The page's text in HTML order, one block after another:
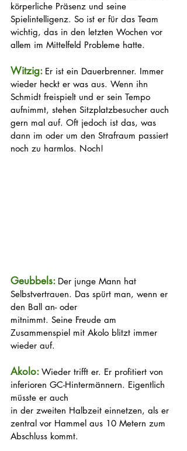
körperliche Präsenz und seine
Spielintelligenz. So ist er für das Team
wichtig, das in den letzten Wochen vor
allem im Mittelfeld Probleme hatte.
Witzig: Er ist ein Dauerbrenner. Immer
wieder heckt er was aus. Wenn ihn
Schmidt freispielt und er sein Tempo
aufnimmt, stehen Sitzplatzbesucher auch
gern mal auf. Oft jedoch ist das, was
dann im oder um den Strafraum passiert
noch zu harmlos. Noch!
Geubbels: Der junge Mann hat
Selbstvertrauen. Das spürt man, wenn er
den Ball an- oder
mitnimmt. Seine Freude am
Zusammenspiel mit Akolo blitzt immer
wieder auf.
Akolo: Wieder trifft er. Er profitiert von
inferioren GC-Hintermännern. Eigentlich
müsste er auch
in der zweiten Halbzeit einnetzen, als er
zentral vor Hammel aus 10 Metern zum
Abschluss kommt.